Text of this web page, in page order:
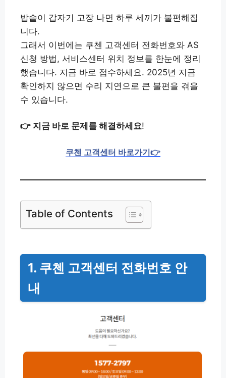
밥솥이 갑자기 고장 나면 하루 세끼가 불편해집
니다.
그래서 이번에는 쿠첸 고객센터 전화번호와 AS
신청 방법, 서비스센터 위치 정보를 한눈에 정리
했습니다. 지금 바로 접수하세요. 2025년 지금
확인하지 않으면 수리 지연으로 큰 불편을 겪을
수 있습니다.
👉 지금 바로 문제를 해결하세요!
쿠첸 고객센터 바로가기👉
Table of Contents
1. 쿠첸 고객센터 전화번호 안
내